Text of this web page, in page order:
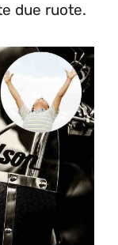
due ruote.